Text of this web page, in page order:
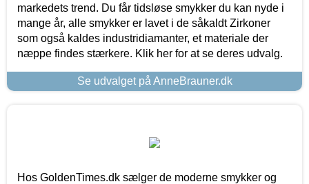
markedets trend. Du får tidsløse smykker du kan nyde i
mange år, alle smykker er lavet i de såkaldt Zirkoner
som også kaldes industridiamanter, et materiale der
næppe findes stærkere. Klik her for at se deres udvalg.
Se udvalget på AnneBrauner.dk
Hos GoldenTimes.dk sælger de moderne smykker og